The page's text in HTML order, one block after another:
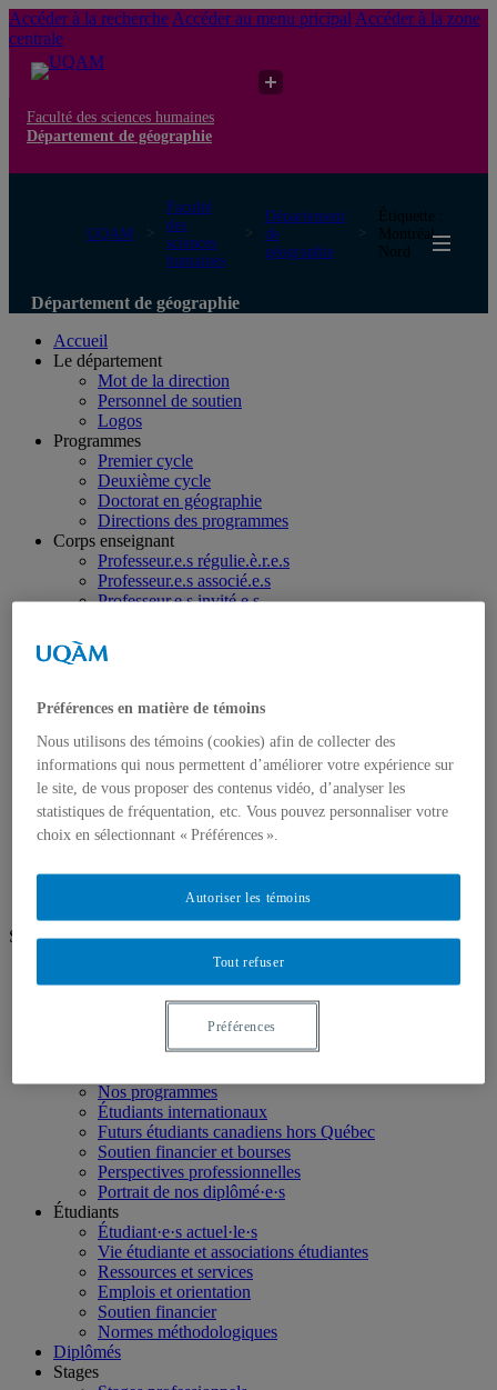
Accéder à la recherche Accéder au menu pricipal Accéder à la zone
centrale
Faculté des sciences humaines
Département de géographie
UQAM
Faculté
des
sciences
humaines
Département
de
géographie
Étiquette :
Montréal-
Nord
Département de géographie
Accueil
Le département
Mot de la direction
Personnel de soutien
Logos
Programmes
Premier cycle
Deuxième cycle
Doctorat en géographie
Directions des programmes
Corps enseignant
Professeur.e.s régulie.è.r.e.s
Professeur.e.s associé.e.s
Professeur.e.s invité.e.s
Recherche
Équipes et unités de recherche
Axes de recherche
Mémoires et thèses
Laboratoires
Équipements de recherche
Médias
Géographie à UQAM.tv
Revue de presse
Suivez-nous
Nos programmes
Étudiants internationaux
Futurs étudiants canadiens hors Québec
Soutien financier et bourses
Perspectives professionnelles
Portrait de nos diplômé·e·s
Étudiants
Étudiant·e·s actuel·le·s
Vie étudiante et associations étudiantes
Ressources et services
Emplois et orientation
Soutien financier
Normes méthodologiques
Diplômés
Stages
Préférences en matière de témoins
Nous utilisons des témoins (cookies) afin de collecter des
informations qui nous permettent d’améliorer votre expérience sur
le site, de vous proposer des contenus vidéo, d’analyser les
statistiques de fréquentation, etc. Vous pouvez personnaliser votre
choix en sélectionnant « Préférences ».
Tout refuser
Autoriser les témoins
Préférences